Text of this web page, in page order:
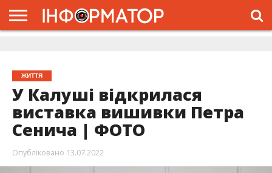
ЖИТТЯ
У Калуші відкрилася
виставка вишивки Петра
Сенича | ФОТО
Опубліковано 13.07.2022